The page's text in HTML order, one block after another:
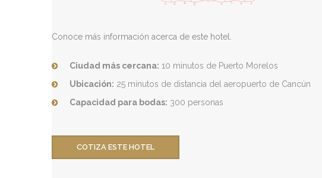
Conoce más información acerca de este hotel.
Ciudad más cercana: 10 minutos de Puerto Morelos
Ubicación: 25 minutos de distancia del aeropuerto de Cancún
Capacidad para bodas: 300 personas
COTIZA ESTE HOTEL